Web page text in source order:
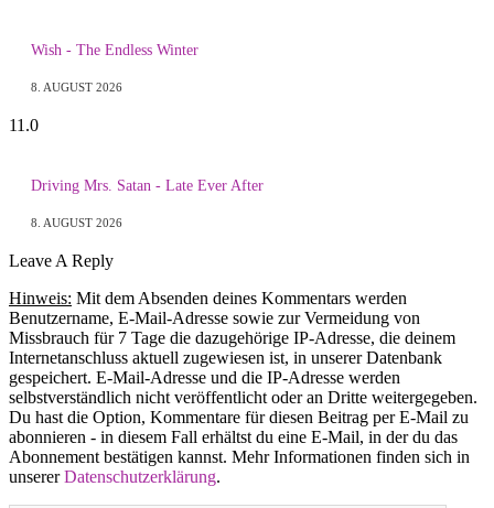
Wish - The Endless Winter
8. AUGUST 2026
11.0
Driving Mrs. Satan - Late Ever After
8. AUGUST 2026
Leave A Reply
Hinweis: Mit dem Absenden deines Kommentars werden
Benutzername, E-Mail-Adresse sowie zur Vermeidung von
Missbrauch für 7 Tage die dazugehörige IP-Adresse, die deinem
Internetanschluss aktuell zugewiesen ist, in unserer Datenbank
gespeichert. E-Mail-Adresse und die IP-Adresse werden
selbstverständlich nicht veröffentlicht oder an Dritte weitergegeben.
Du hast die Option, Kommentare für diesen Beitrag per E-Mail zu
abonnieren - in diesem Fall erhältst du eine E-Mail, in der du das
Abonnement bestätigen kannst. Mehr Informationen finden sich in
unsererDatenschutzerklärung.